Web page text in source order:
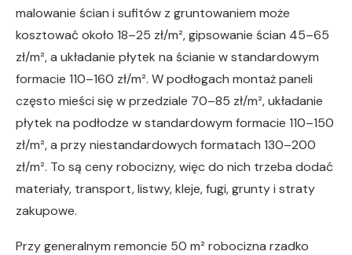
malowanie ścian i sufitów z gruntowaniem może
kosztować około 18–25 zł/m², gipsowanie ścian 45–65
zł/m², a układanie płytek na ścianie w standardowym
formacie 110–160 zł/m². W podłogach montaż paneli
często mieści się w przedziale 70–85 zł/m², układanie
płytek na podłodze w standardowym formacie 110–150
zł/m², a przy niestandardowych formatach 130–200
zł/m². To są ceny robocizny, więc do nich trzeba dodać
materiały, transport, listwy, kleje, fugi, grunty i straty
zakupowe.
Przy generalnym remoncie 50 m² robocizna rzadko